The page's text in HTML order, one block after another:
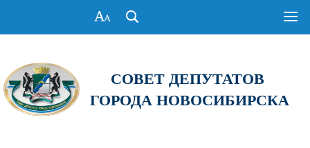
СОВЕТ ДЕПУТАТОВ
ГОРОДА НОВОСИБИРСКА